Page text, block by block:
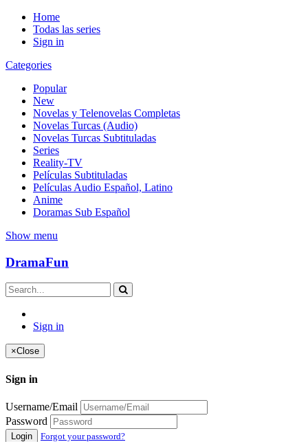
Home
Todas las series
Sign in
Categories
Popular
New
Novelas y Telenovelas Completas
Novelas Turcas (Audio)
Novelas Turcas Subtituladas
Series
Reality-TV
Películas Subtituladas
Películas Audio Español, Latino
Anime
Doramas Sub Español
Show menu
DramaFun
Sign in
×Close
Sign in
Username/Email
Password
Login Forgot your password?